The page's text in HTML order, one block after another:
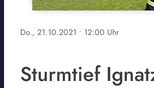
Do., 21.10.2021 • 12:00 Uhr
Sturmtief